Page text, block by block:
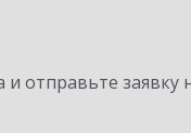
отправьте заявку